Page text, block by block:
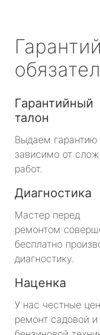
Гарантийный
талон
Выдаем гарантию
зависимо от
работ.
Диагностика
Мастер перед
ремонтом
бесплатно
диагностику.
Наценка
У нас честные
ремонт садовой и